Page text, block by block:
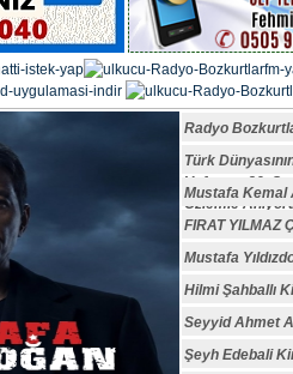
Radyo
Türk
Vefatının 29.
Özlemle
Mustafa Kemal
FIRAT YILMAZ
Mustafa
Hilmi Şahballı
Seyyid Ahmet
Şeyh Edebali